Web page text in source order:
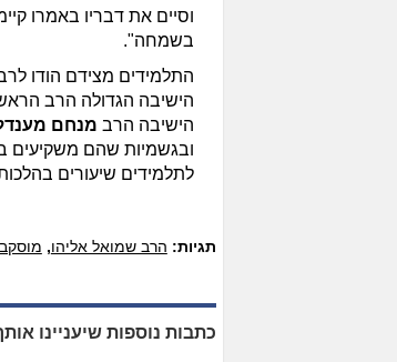
וסיים את דבריו באמרו
בשמחה".
התלמידים מצידם הודו
הישיבה הגדולה הרב
הישיבה הרב מנחם
ובגשמיות שהם משקיעים
לתלמידים שיעורים
תגיות: הרב שמואל אליהו,
כתבות נוספות שיעניינו